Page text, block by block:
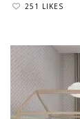
251 LIKES